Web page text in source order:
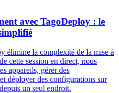
avec TagoDeploy : le
élimine la complexité de la mise à
cette session en direct, nous
appareils, gérer des
déployer des configurations sur
un seul endroit.